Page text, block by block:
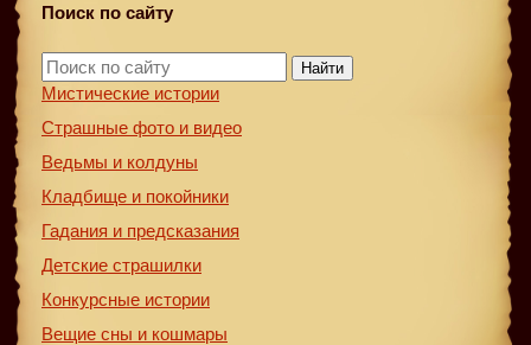
Поиск по сайту
Найти
Мистические истории
Страшные фото и видео
Ведьмы и колдуны
Кладбище и покойники
Гадания и предсказания
Детские страшилки
Конкурсные истории
Вещие сны и кошмары